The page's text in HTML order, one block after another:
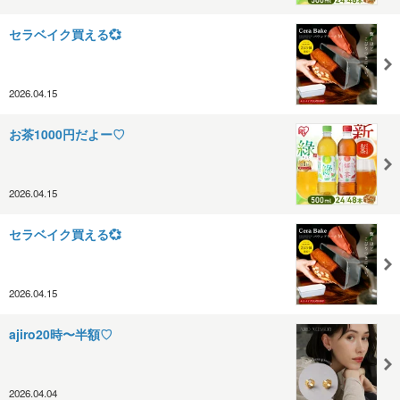
セラベイク買える💞
2026.04.15
お茶1000円だよー♡
2026.04.15
セラベイク買える💞
2026.04.15
ajiro20時〜半額♡
2026.04.04